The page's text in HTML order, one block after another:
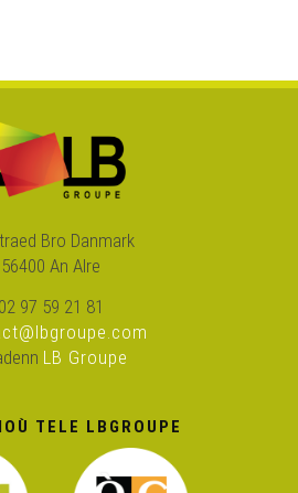
Bro Danmark
56400 An Alre
02 97 59 21 81
LB Groupe
TELE LBGROUPE